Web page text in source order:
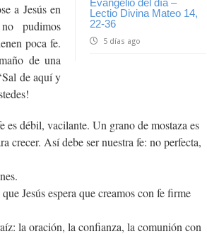
Evangelio del día –
Lectio Divina Mateo 14,
22-36
5 días ago
a Jesús en
pudimos
poca fe.
de una
de aquí y
es débil, vacilante. Un grano de mostaza es
crecer. Así debe ser nuestra fe: no perfecta,
Jesús espera que creamos con fe firme
la oración, la confianza, la comunión con